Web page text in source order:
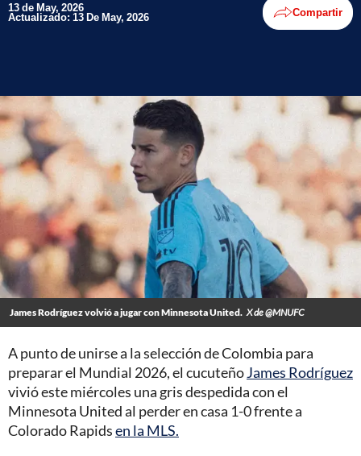
13 de May, 2026
Actualizado: 13 De May, 2026 Compartir
James Rodríguez volvió a jugar con Minnesota United. X de @MNUFC
A punto de unirse a la selección de Colombia para
preparar el Mundial 2026, el cucuteñoJames Rodríguez
vivió este miércoles una gris despedida con el
Minnesota United al perder en casa 1-0 frente a
Colorado Rapidsen la MLS.